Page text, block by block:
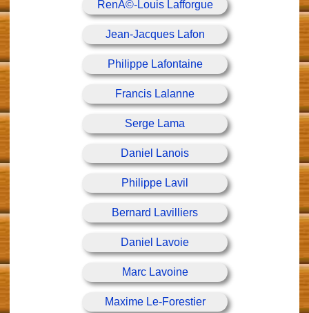
RenÃ©-Louis Lafforgue
Jean-Jacques Lafon
Philippe Lafontaine
Francis Lalanne
Serge Lama
Daniel Lanois
Philippe Lavil
Bernard Lavilliers
Daniel Lavoie
Marc Lavoine
Maxime Le-Forestier